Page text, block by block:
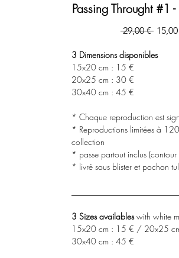
Passing Throught #1
29,00 €
3 Dimensions disponibles
15x20 cm : 15 €
20x25 cm : 30 €
30x40 cm : 45 €
* Chaque reproduction est
* Reproductions limitées à
collection
* passe partout inclus
* livré sous blister et pochon
3 Sizes availableswith white
15x20 cm : 15 € / 20x25
30x40 cm : 45 €